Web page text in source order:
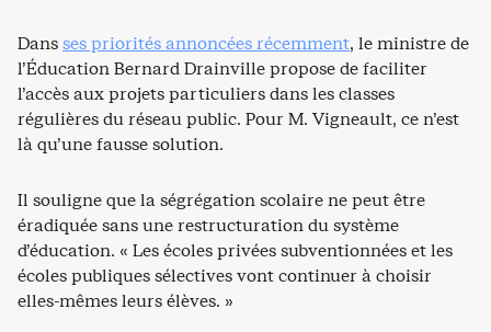
Dansses priorités annoncées récemment, le ministre de
l’Éducation Bernard Drainville propose de faciliter
l’accès aux projets particuliers dans les classes
régulières du réseau public. Pour M. Vigneault, ce n’est
là qu’une fausse solution.
Il souligne que la ségrégation scolaire ne peut être
éradiquée sans une restructuration du système
d’éducation. « Les écoles privées subventionnées et les
écoles publiques sélectives vont continuer à choisir
elles-mêmes leurs élèves. »